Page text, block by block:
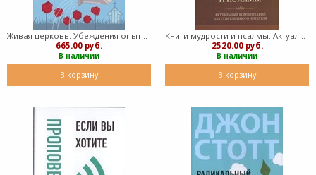
665.00 руб.
В наличии
В корзину
2520.00 руб.
В наличии
В корзину